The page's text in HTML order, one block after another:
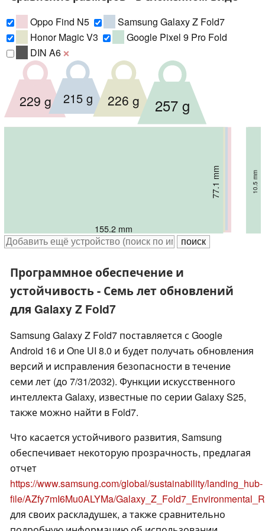
Oppo Find N5
Samsung Galaxy Z Fold7
Honor Magic V3
Google Pixel 9 Pro Fold
DIN A6 ❌
160.87 mm
74.42 mm 8.93 mm
229 g
72.8 mm 8.9 mm
215 g
156.6 mm
74 mm 9.2 mm
226 g
155.2 mm
77.1 mm 10.5 mm
257 g
Программное обеспечение и
устойчивость - Семь лет обновлений
для Galaxy Z Fold7
Samsung Galaxy Z Fold7 поставляется с Google
Android 16 и One UI 8.0 и будет получать обновления
версий и исправления безопасности в течение
семи лет (до 7/31/2032). Функции искусственного
интеллекта Galaxy, известные по серии Galaxy S25,
также можно найти в Fold7.
Что касается устойчивого развития, Samsung
обеспечивает некоторую прозрачность, предлагая
отчет
https://www.samsung.com/global/sustainability/landing_hub-
file/AZfy7mI6Mu0ALYMa/
для своих раскладушек, а также сравнительно